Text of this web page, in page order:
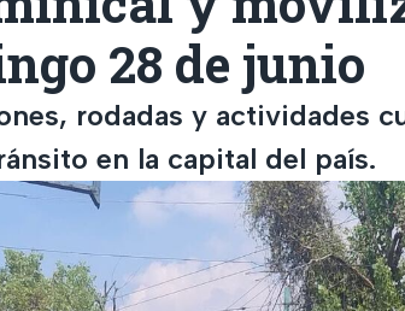
28 de junio
rodadas y actividades
en la capital del país.